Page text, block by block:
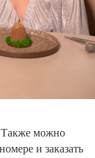
Также можно
и заказать